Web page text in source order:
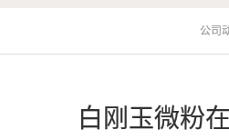
公司
白刚玉微粉